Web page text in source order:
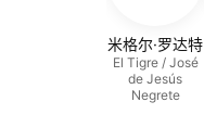
米格尔·罗达特
El Tigre / José
de Jesús
Negrete